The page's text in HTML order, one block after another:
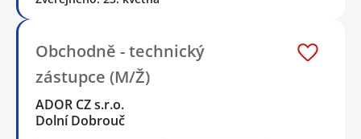
Obchodně - technický
zástupce (M/Ž)
ADOR CZ s.r.o.
Dolní Dobrouč